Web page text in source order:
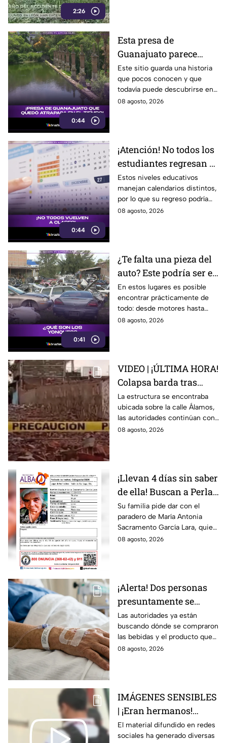
2:26
0:44
Esta presa de
Guanajuato parece
haberse quedado
atrapada en el tiempo;
¿cuál es?
Este sitio guarda una historia
que pocos conocen y que
todavía puede descubrirse en
Guanajuato.
08 agosto, 2026
0:44
¡Atención! No todos los
estudiantes regresan a
clases; este es el
calendario escolar
2026-2027; ¿afectará a
Guanajuato?
Estos niveles educativos
manejan calendarios distintos,
por lo que su regreso podría
ser antes o después.
08 agosto, 2026
0:41
¿Te falta una pieza del
auto? Este podría ser el
lugar ideal para los
automovilistas
En estos lugares es posible
encontrar prácticamente de
todo: desde motores hasta
transmisores.
08 agosto, 2026
VIDEO | ¡ÚLTIMA HORA!
Colapsa barda tras
intensa lluvia en León;
¿hay personas
lesionadas?
La estructura se encontraba
ubicada sobre la calle Álamos,
las autoridades continúan con
las investigaciones.
08 agosto, 2026
¡Llevan 4 días sin saber
de ella! Buscan a Perla
Alejandra Martín del
Campo Medina,
desaparecida en
Guanajuato
Su familia pide dar con el
paradero de María Antonia
Sacramento García Lara, quien
fue vista por última vez el 4 de
08 agosto, 2026
¡Alerta! Dos personas
presuntamente se
encuentran delicadas
por ingerir bebidas
alcohólicas
adulteradas en Celaya:
Las autoridades ya están
buscando dónde se compraron
las bebidas y el producto que
causó la intoxicación.
08 agosto, 2026
IMÁGENES SENSIBLES
| ¡Eran hermanos!
Captan brut4l agresión
contra un hombre que
El material difundido en redes
sociales ha generado diversas